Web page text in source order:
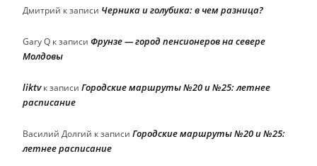
Дмитрий к записи Черника и голубика: в чем разница?
Gary Q к записи Фрунзе — город пенсионеров на севере
Молдовы
liktvк записи Городские маршруты №20 и №25: летнее
расписание
Василий Долгий к записи Городские маршруты №20 и №25:
летнее расписание